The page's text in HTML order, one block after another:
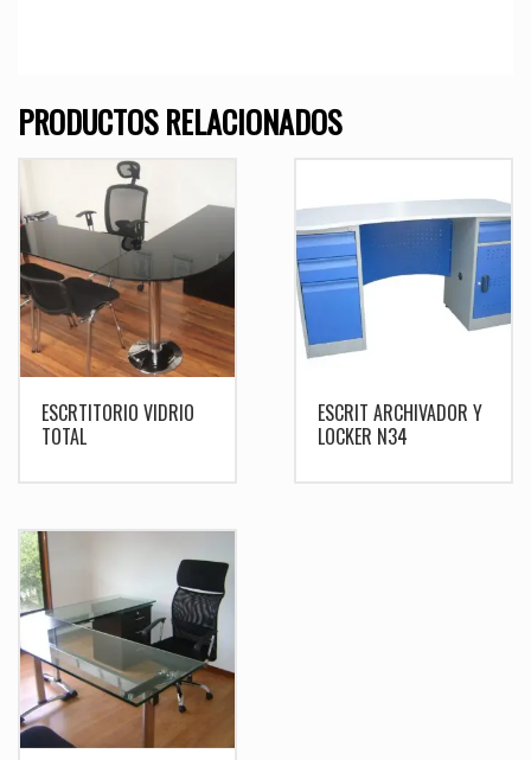
PRODUCTOS RELACIONADOS
ESCRTITORIO VIDRIO
TOTAL
ESCRIT ARCHIVADOR Y
LOCKER N34